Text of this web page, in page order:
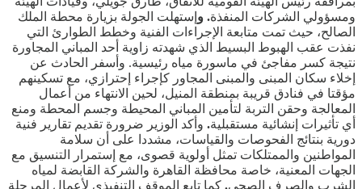
ومسؤولي الشركات المنفذة. و إستهلت الجولة بزيارة محطة الملك
الصالح، حيث تمت متابعة الإجراءات الفنية وخطط الطوارئ التي
نفذت عقب الهبوط البسيط الذي شهدته زاوية أحد المباني المجاورة
نتيجة كسر مفاجئ في ماسورة مياه رئيسية. وأسفر الحادث عن
إخلاء سكان المبنى والمبنى المجاور كإجراء إحترازي، مع تسكينهم
مؤقتا في فنادق قريبة بمنطقة المنيل، لحين الانتهاء من أعمال
المعالجة وحقن التربة لتأمين المباني المحيطة وجسم المحطة ومنع
أي تأثيرات إنشائية مستقبلية. وأكد الوزير ضرورة تقديم تقارير فنية
دورية بنتائج الفحوصات والقياسات، مشددا على أن سلامة
المواطنين والممتلكات تمثل أولوية قصوى، مع إستمرار التنسيق مع
الجهات المعنية، خاصة محافظة القاهرة والشركة القابضة لمياه
الشرب والصرف الصحي. كما تابع الموقف التنفيذي لأعمال المرحلة